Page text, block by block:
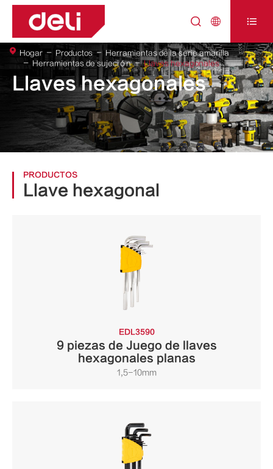
  
Llaves hexagonales
Hogar Productos
Herramientas de la serie amarilla
Herramientas de sujeción
Llaves hexagonales
PRODUCTOS
Llave hexagonal
EDL3590
9 piezas de Juego de llaves
hexagonales planas
1,5-10mm